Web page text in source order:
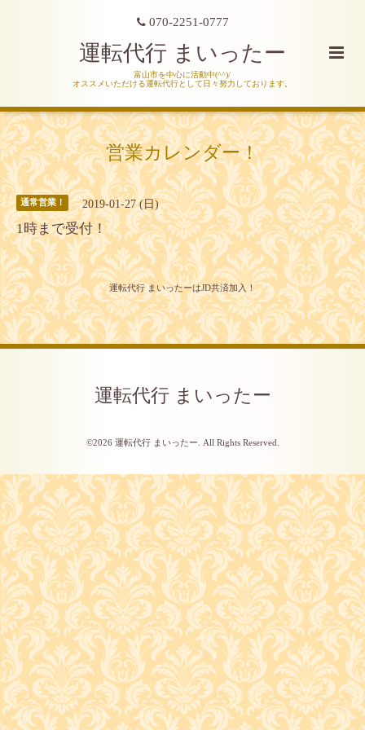
070-2251-0777
運転代行 まいったー
富山市を中心に活動中(^^)/
オススメいただける運転代行として日々努力しております。
営業カレンダー！
通常営業！ 2019-01-27 (日)
1時まで受付！
運転代行 まいったーはJD共済加入！
運転代行 まいったー
©2026 運転代行 まいったー . All Rights Reserved.